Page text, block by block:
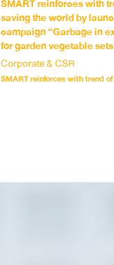
SMART reinforces with
saving the world by
campaign “Garbage in
for garden vegetable
Corporate & CSR
SMART reinforces with trend